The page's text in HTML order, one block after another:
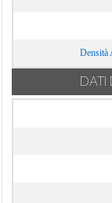
Densità
DATI